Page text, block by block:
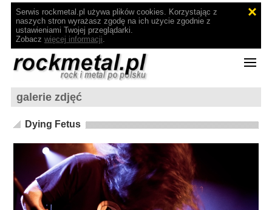
Serwis rockmetal.pl używa plików cookies. Korzystając z
naszych stron wyrażasz zgodę na ich użycie zgodnie z
ustawieniami Twojej przeglądarki.
Zobacz więcej informacji.
galerie zdjęć
Dying Fetus